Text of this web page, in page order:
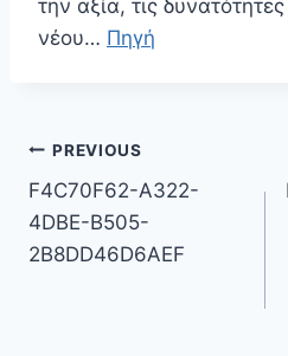
την αξία, τις
νέου… Πηγή
Πλοήγηση
άρθρων
PREVIOUS
F4C70F62-A322-
4DBE-B505-
2B8DD46D6AEF